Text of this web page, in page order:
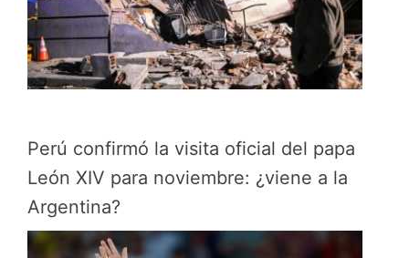
Perú confirmó la visita oficial del papa
León XIV para noviembre: ¿viene a la
Argentina?